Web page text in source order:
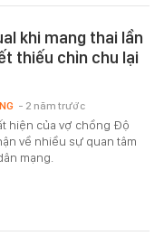
khi mang thai lần
thiếu chỉn chu lại
hiện của vợ chồng Độ
về nhiều sự quan tâm
mạng.
- 2 năm trước